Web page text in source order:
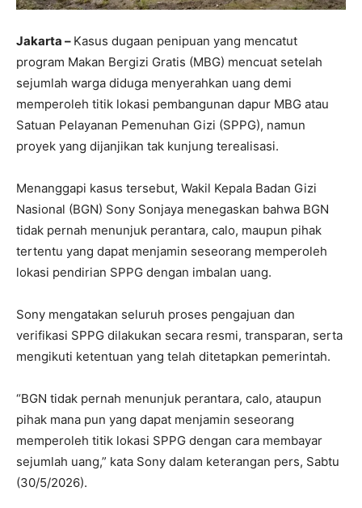
Jakarta – Kasus dugaan penipuan yang mencatut
program Makan Bergizi Gratis (MBG) mencuat setelah
sejumlah warga diduga menyerahkan uang demi
memperoleh titik lokasi pembangunan dapur MBG atau
Satuan Pelayanan Pemenuhan Gizi (SPPG), namun
proyek yang dijanjikan tak kunjung terealisasi.
Menanggapi kasus tersebut, Wakil Kepala Badan Gizi
Nasional (BGN) Sony Sonjaya menegaskan bahwa BGN
tidak pernah menunjuk perantara, calo, maupun pihak
tertentu yang dapat menjamin seseorang memperoleh
lokasi pendirian SPPG dengan imbalan uang.
Sony mengatakan seluruh proses pengajuan dan
verifikasi SPPG dilakukan secara resmi, transparan, serta
mengikuti ketentuan yang telah ditetapkan pemerintah.
“BGN tidak pernah menunjuk perantara, calo, ataupun
pihak mana pun yang dapat menjamin seseorang
memperoleh titik lokasi SPPG dengan cara membayar
sejumlah uang,” kata Sony dalam keterangan pers, Sabtu
(30/5/2026).